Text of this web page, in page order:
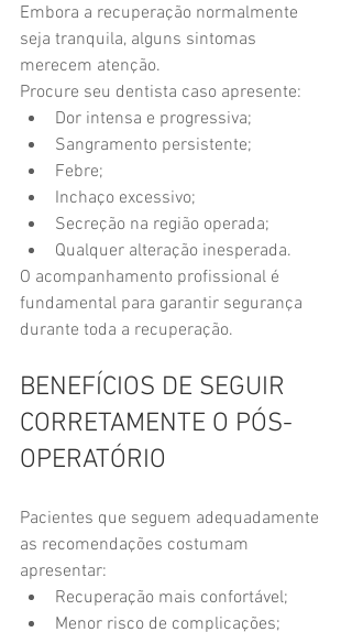
Embora a recuperação normalmente
seja tranquila, alguns sintomas
merecem atenção.
Procure seu dentista caso apresente:
Dor intensa e progressiva;
Sangramento persistente;
Febre;
Inchaço excessivo;
Secreção na região operada;
Qualquer alteração inesperada.
O acompanhamento profissional é
fundamental para garantir segurança
durante toda a recuperação.
BENEFÍCIOS DE SEGUIR
CORRETAMENTE O PÓS-
OPERATÓRIO
Pacientes que seguem adequadamente
as recomendações costumam
apresentar:
Recuperação mais confortável;
Menor risco de complicações;